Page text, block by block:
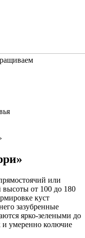
или
от 100 до 180
куст
зазубренные
ярко-зелеными до
и умеренно колючие